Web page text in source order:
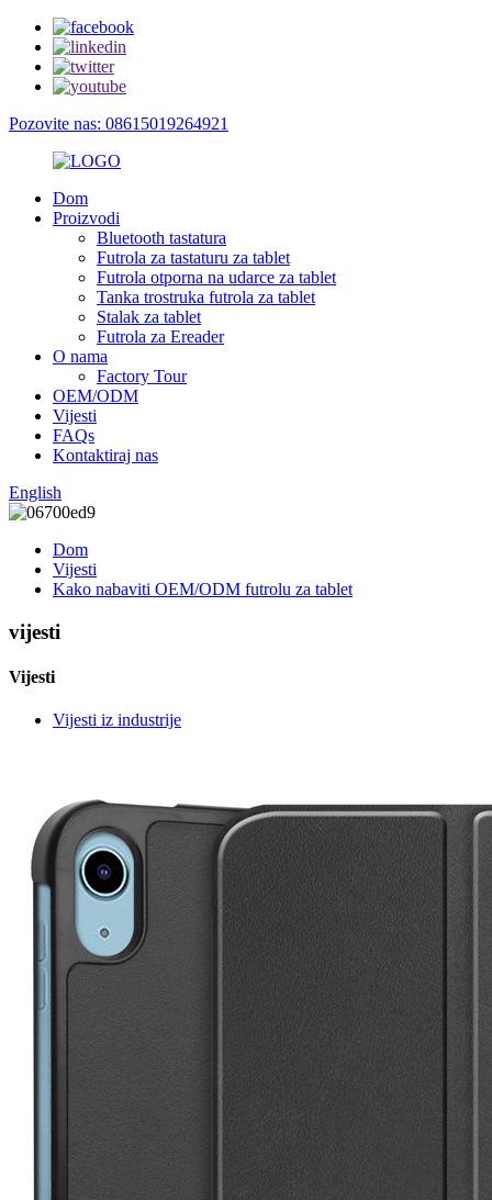
Pozovite nas: 08615019264921
Dom
Proizvodi
Bluetooth tastatura
Futrola za tastaturu za tablet
Futrola otporna na udarce za tablet
Tanka trostruka futrola za tablet
Stalak za tablet
Futrola za Ereader
O nama
Factory Tour
OEM/ODM
Vijesti
FAQs
Kontaktiraj nas
English
Dom
Vijesti
Kako nabaviti OEM/ODM futrolu za tablet
vijesti
Vijesti
Vijesti iz industrije